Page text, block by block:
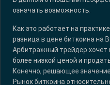
означать возможность.
Как это работает на
разница в цене биткоина на
Арбитражный трейдер хочет
более низкой ценой и
Конечно, решающее
Рынок биткоина